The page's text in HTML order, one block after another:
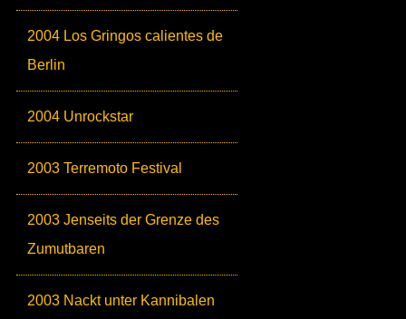
2004 Los Gringos calientes de
Berlin
2004 Unrockstar
2003 Terremoto Festival
2003 Jenseits der Grenze des
Zumutbaren
2003 Nackt unter Kannibalen